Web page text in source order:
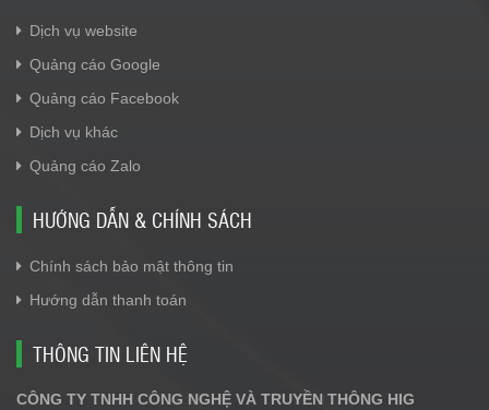
Dịch vụ website
Quảng cáo Google
Quảng cáo Facebook
Dịch vụ khác
Quảng cáo Zalo
HƯỚNG DẪN & CHÍNH SÁCH
Chính sách bảo mật thông tin
Hướng dẫn thanh toán
THÔNG TIN LIÊN HỆ
CÔNG TY TNHH CÔNG NGHỆ VÀ TRUYỀN THÔNG HIG